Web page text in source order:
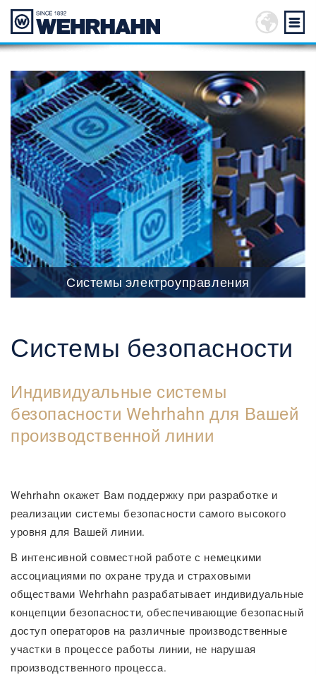
Системы электроуправления
Системы безопасности
Индивидуальные системы
безопасности Wehrhahn для Вашей
производственной линии
Wehrhahnокажет Вам поддержку при разработке и
реализации системы безопасности самого высокого
уровня для Вашей линии.
В интенсивной совместной работе с немецкими
ассоциациями по охране труда и страховыми
обществами Wehrhahn разрабатывает индивидуальные
концепции безопасности, обеспечивающие безопасный
доступ операторов на различные производственные
участки в процессе работы линии, не нарушая
производственного процесса.